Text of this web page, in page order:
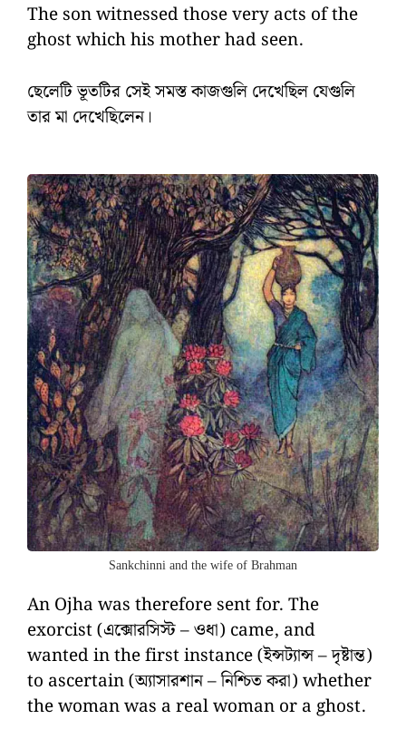
The son witnessed those very acts of the
ghost which his mother had seen.
ছেলেটি ভূতটির সেই সমস্ত কাজগুলি দেখেছিল যেগুলি
তার মা দেখেছিলেন।
Sankchinni and the wife of Brahman
An Ojha was therefore sent for. The
exorcist (এক্সোরসিস্ট – ওধা) came, and
wanted in the first instance (ইন্সট্যান্স – দৃষ্টান্ত)
to ascertain (অ্যাসারশান – নিশ্চিত করা) whether
the woman was a real woman or a ghost.